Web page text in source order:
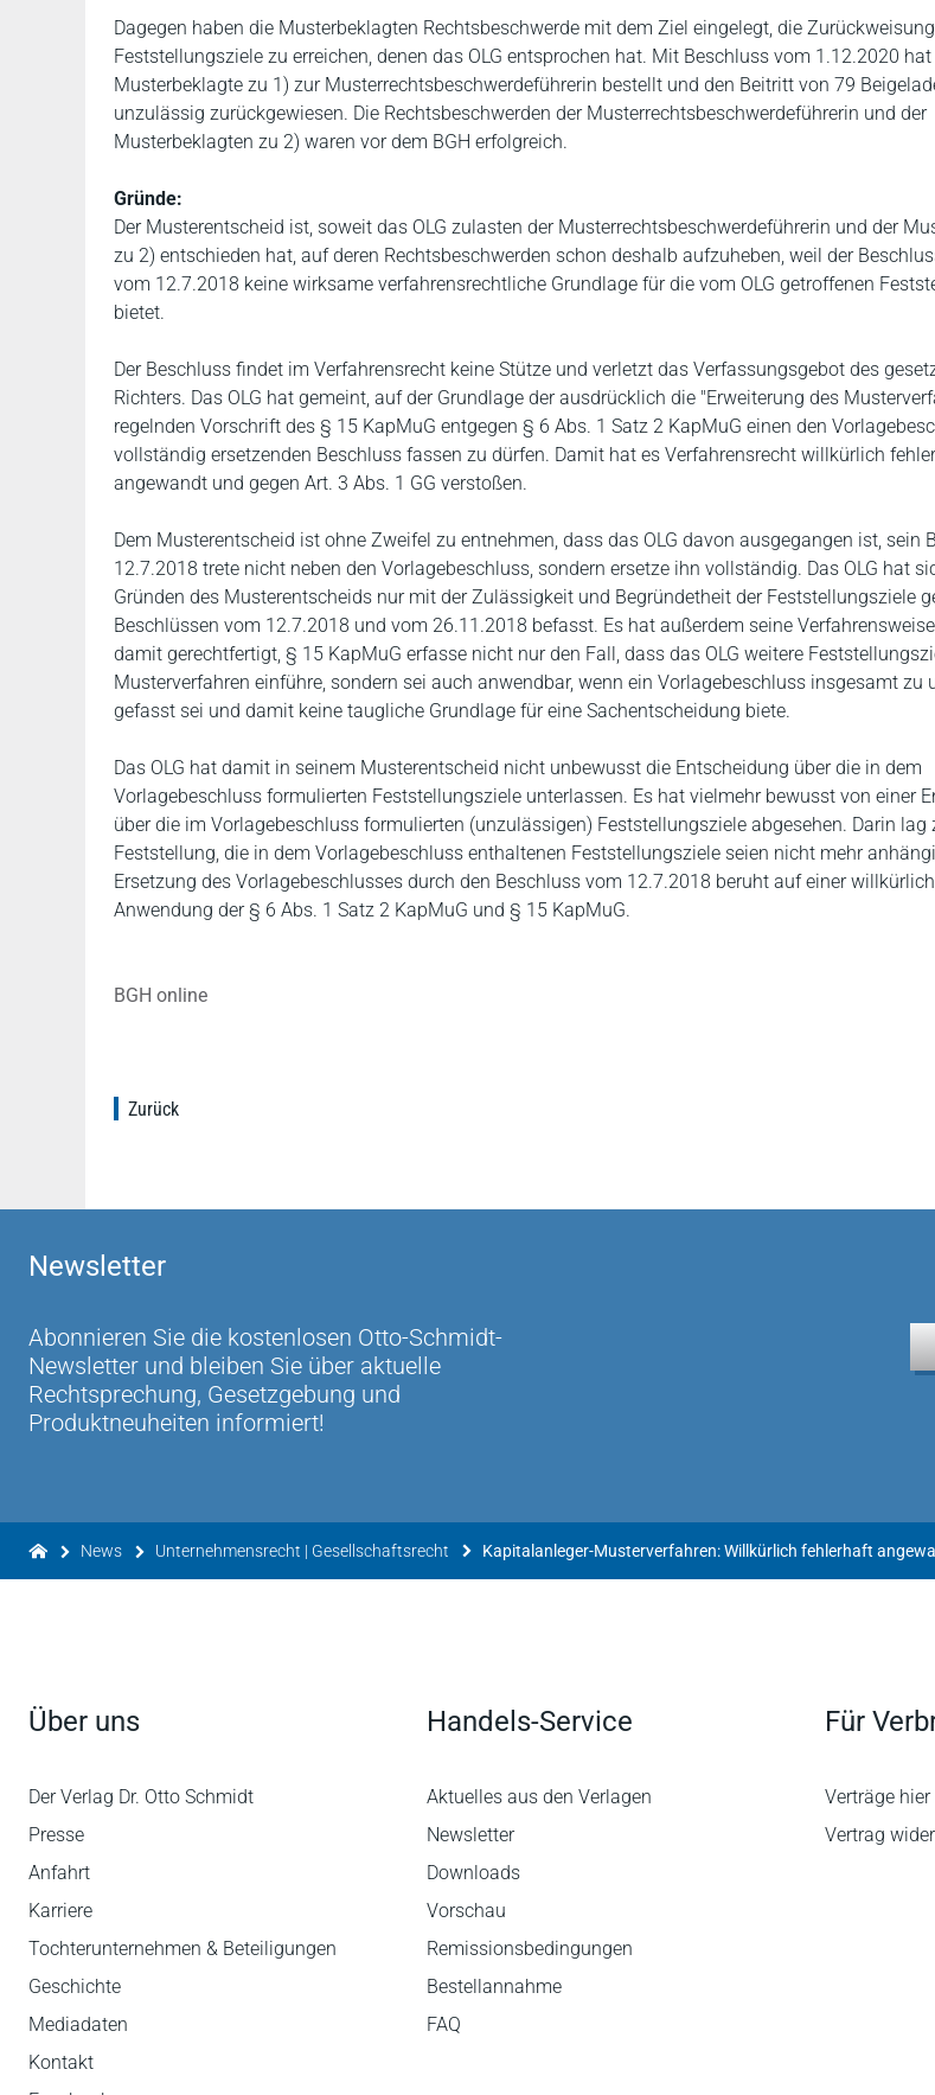
Dagegen haben die Musterbeklagten Rechtsbeschwerde mit dem Ziel eingelegt, die
Feststellungsziele zu erreichen, denen das OLG entsprochen hat. Mit Beschluss vom 1.12.2020
Musterbeklagte zu 1) zur Musterrechtsbeschwerdeführerin bestellt und den Beitritt von 79
unzulässig zurückgewiesen. Die Rechtsbeschwerden der Musterrechtsbeschwerdeführerin und der
Musterbeklagten zu 2) waren vor dem BGH erfolgreich.
Gründe:
Der Musterentscheid ist, soweit das OLG zulasten der Musterrechtsbeschwerdeführerin und der
zu 2) entschieden hat, auf deren Rechtsbeschwerden schon deshalb aufzuheben, weil der
vom 12.7.2018 keine wirksame verfahrensrechtliche Grundlage für die vom OLG getroffenen
bietet.
Der Beschluss findet im Verfahrensrecht keine Stütze und verletzt das Verfassungsgebot des
Richters. Das OLG hat gemeint, auf der Grundlage der ausdrücklich die "Erweiterung des
regelnden Vorschrift des § 15 KapMuG entgegen § 6 Abs. 1 Satz 2 KapMuG einen den
vollständig ersetzenden Beschluss fassen zu dürfen. Damit hat es Verfahrensrecht willkürlich
angewandt und gegen Art. 3 Abs. 1 GG verstoßen.
Dem Musterentscheid ist ohne Zweifel zu entnehmen, dass das OLG davon ausgegangen ist, sein
12.7.2018 trete nicht neben den Vorlagebeschluss, sondern ersetze ihn vollständig. Das OLG hat
Gründen des Musterentscheids nur mit der Zulässigkeit und Begründetheit der Feststellungsziele
Beschlüssen vom 12.7.2018 und vom 26.11.2018 befasst. Es hat außerdem seine
damit gerechtfertigt, § 15 KapMuG erfasse nicht nur den Fall, dass das OLG weitere
Musterverfahren einführe, sondern sei auch anwendbar, wenn ein Vorlagebeschluss insgesamt zu
gefasst sei und damit keine taugliche Grundlage für eine Sachentscheidung biete.
Das OLG hat damit in seinem Musterentscheid nicht unbewusst die Entscheidung über die in dem
Vorlagebeschluss formulierten Feststellungsziele unterlassen. Es hat vielmehr bewusst von einer
über die im Vorlagebeschluss formulierten (unzulässigen) Feststellungsziele abgesehen. Darin lag
Feststellung, die in dem Vorlagebeschluss enthaltenen Feststellungsziele seien nicht mehr
Ersetzung des Vorlagebeschlusses durch den Beschluss vom 12.7.2018 beruht auf einer
Anwendung der § 6 Abs. 1 Satz 2 KapMuG und § 15 KapMuG.
BGH online
Zurück
Newsletter
Abonnieren Sie die kostenlosen Otto-Schmidt-
Newsletter und bleiben Sie über aktuelle
Rechtsprechung, Gesetzgebung und
Produktneuheiten informiert!
News Unternehmensrecht | Gesellschaftsrecht
Über uns
Der Verlag Dr. Otto Schmidt
Presse
Anfahrt
Karriere
Tochterunternehmen & Beteiligungen
Geschichte
Mediadaten
Kontakt
Handels-Service
Aktuelles aus den Verlagen
Newsletter
Downloads
Vorschau
Remissionsbedingungen
Bestellannahme
FAQ
Für
Verträge
Vertrag